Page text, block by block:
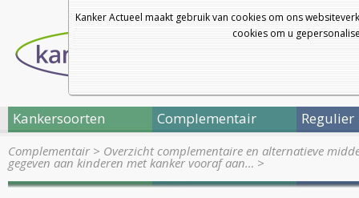
Kanker Actueel maakt gebruik van cookies om ons
cookies om u
Kankersoorten Complementair Regulier
Complementair> Overzicht complementaire en alternatieve
gegeven aan kinderen met kanker vooraf aan… >